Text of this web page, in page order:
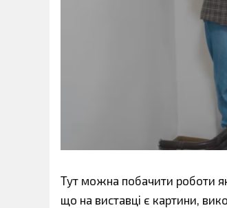
Тут можна побачити роботи
що на виставці є картини,